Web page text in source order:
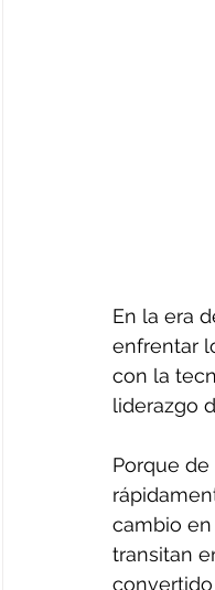
En la era
enfrentar
con la
liderazgo
Porque
cambio
transitan